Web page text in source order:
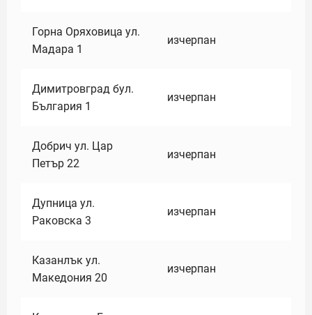
Горна Оряховица ул.
Мадара 1
изчерпан
Димитровград бул.
България 1
изчерпан
Добрич ул. Цар
Петър 22
изчерпан
Дупница ул.
Раковска 3
изчерпан
Казанлък ул.
Македония 20
изчерпан